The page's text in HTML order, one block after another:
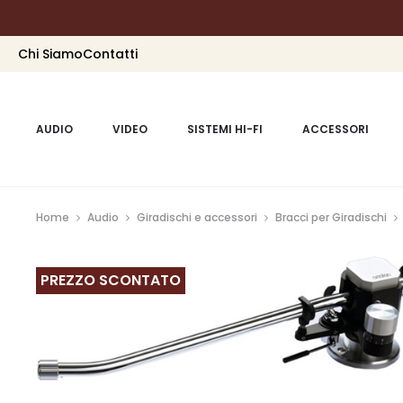
Chi SiamoContatti
AUDIO VIDEO SISTEMI HI-FI ACCESSORI
Home Audio Giradischi e accessori Bracci per Giradischi
PREZZO SCONTATO